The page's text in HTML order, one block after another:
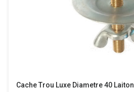
Cache Trou Luxe Diametre 40 Laiton